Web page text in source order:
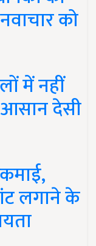
को
में नहीं
देसी
लगाने के